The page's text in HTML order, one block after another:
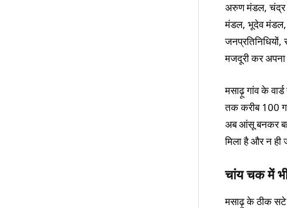
अरुण मंडल, चंद्र
मंडल, भूदेव मंडल,
मजदूरी कर
मसाढ़ू गांव के
तक करीब 100
अब आंसू बनकर बह
मिला है और न ही
चांय चक में
मसाढ़ू के ठीक सटे